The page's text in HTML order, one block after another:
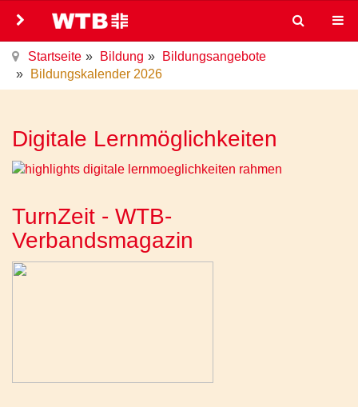
Startseite Bildung
Bildungsangebote
Bildungskalender 2026
Digitale Lernmöglichkeiten
TurnZeit - WTB-
Verbandsmagazin